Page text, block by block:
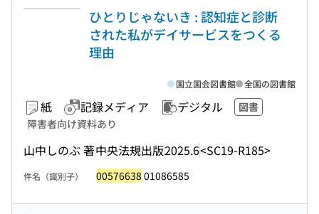
ひとりじゃないき : 認知症と診断
された私がデイサービスをつくる
理由
紙 記録メディア デジタル
図書
障害者向け資料あり
山中しのぶ 著中央法規出版2025.6<SC19-R185>
国立国会図書館 全国の図書館
件名（識別子） 00576638 01086585